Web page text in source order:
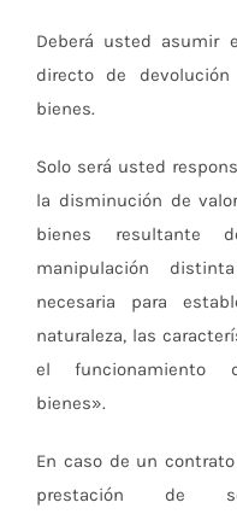
Deberá usted asumir
directo de
bienes.
Solo será usted
la disminución de
bienes resultante
manipulación
necesaria para
naturaleza, las
el funcionamiento
bienes».
En caso de un
prestación de